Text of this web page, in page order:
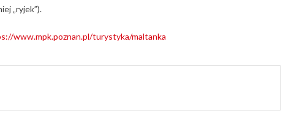
„ryjek”).
www.mpk.poznan.pl/turystyka/maltanka